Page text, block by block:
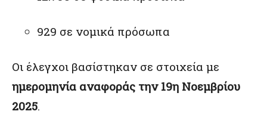
929 σε νομικά πρόσωπα
Οι έλεγχοι βασίστηκαν σε στοιχεία με
ημερομηνία αναφοράς την 19η Νοεμβρίου
2025.